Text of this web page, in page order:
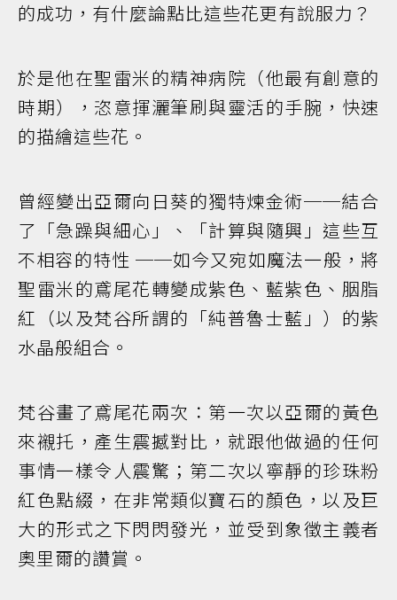
的成功，有什麼論點比這些花更有說服力？
於是他在聖雷米的精神病院（他最有創意的
時期），恣意揮灑筆刷與靈活的手腕，快速
的描繪這些花。
曾經變出亞爾向日葵的獨特煉金術──結合
了「急躁與細心」、「計算與隨興」這些互
不相容的特性 ──如今又宛如魔法一般，將
聖雷米的鳶尾花轉變成紫色、藍紫色、胭脂
紅（以及梵谷所謂的「純普魯士藍」）的紫
水晶般組合。
梵谷畫了鳶尾花兩次：第一次以亞爾的黃色
來襯托，產生震撼對比，就跟他做過的任何
事情一樣令人震驚；第二次以寧靜的珍珠粉
紅色點綴，在非常類似寶石的顏色，以及巨
大的形式之下閃閃發光，並受到象徵主義者
奧里爾的讚賞。